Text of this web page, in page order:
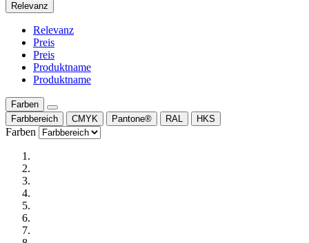
Relevanz
Relevanz
Preis
Preis
Produktname
Produktname
Farben
Farbbereich
CMYK Pantone® RAL HKS
Farben